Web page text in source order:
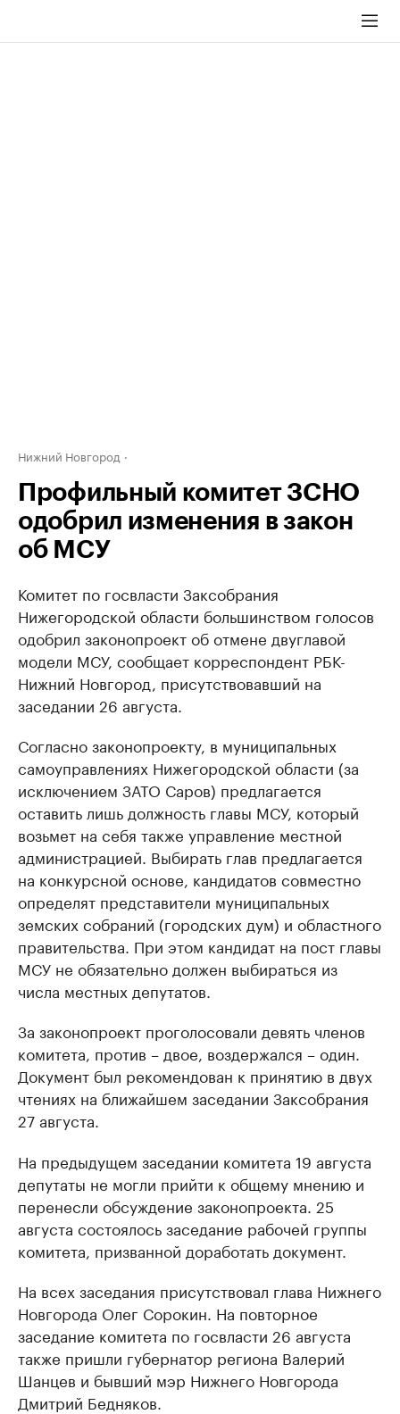
Нижний Новгород
Профильный комитет ЗСНО
одобрил изменения в закон
об МСУ
Комитет по госвласти Заксобрания
Нижегородской области большинством голосов
одобрил законопроект об отмене двуглавой
модели МСУ, сообщает корреспондент РБК-
Нижний Новгород, присутствовавший на
заседании 26 августа.
Согласно законопроекту, в муниципальных
самоуправлениях Нижегородской области (за
исключением ЗАТО Саров) предлагается
оставить лишь должность главы МСУ, который
возьмет на себя также управление местной
администрацией. Выбирать глав предлагается
на конкурсной основе, кандидатов совместно
определят представители муниципальных
земских собраний (городских дум) и областного
правительства. При этом кандидат на пост главы
МСУ не обязательно должен выбираться из
числа местных депутатов.
За законопроект проголосовали девять членов
комитета, против – двое, воздержался – один.
Документ был рекомендован к принятию в двух
чтениях на ближайшем заседании Заксобрания
27 августа.
На предыдущем заседании комитета 19 августа
депутаты не могли прийти к общему мнению и
перенесли обсуждение законопроекта. 25
августа состоялось заседание рабочей группы
комитета, призванной доработать документ.
На всех заседания присутствовал глава Нижнего
Новгорода Олег Сорокин. На повторное
заседание комитета по госвласти 26 августа
также пришли губернатор региона Валерий
Шанцев и бывший мэр Нижнего Новгорода
Дмитрий Бедняков.